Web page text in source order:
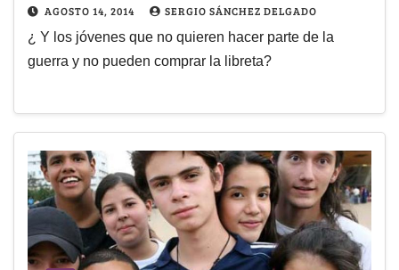
AGOSTO 14, 2014 SERGIO SÁNCHEZ DELGADO
¿ Y los jóvenes que no quieren hacer parte de la
guerra y no pueden comprar la libreta?